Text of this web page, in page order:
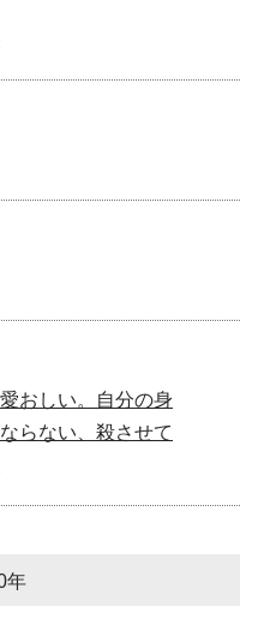
おしい。自分の身
らない、殺させて
年